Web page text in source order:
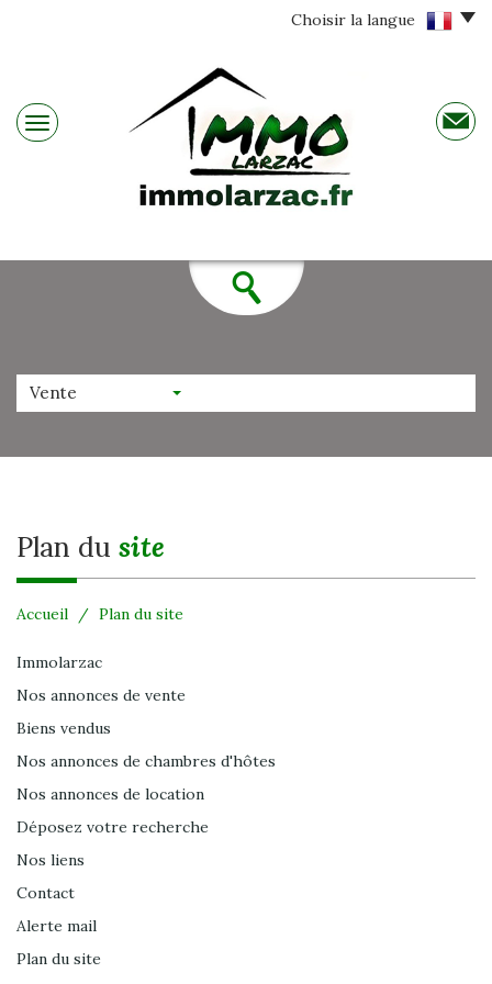
Choisir la langue
Vente
plan du site
Accueil Plan du site
Immolarzac
Nos annonces de vente
Biens vendus
Nos annonces de chambres d'hôtes
Nos annonces de location
Déposez votre recherche
Nos liens
Contact
Alerte mail
Plan du site